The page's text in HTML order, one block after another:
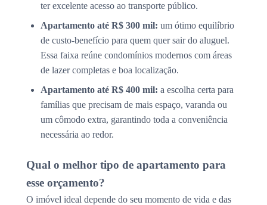
ter excelente acesso ao transporte público.
Apartamento até R$ 300 mil: um ótimo equilíbrio
de custo-benefício para quem quer sair do aluguel.
Essa faixa reúne condomínios modernos com áreas
de lazer completas e boa localização.
Apartamento até R$ 400 mil: a escolha certa para
famílias que precisam de mais espaço, varanda ou
um cômodo extra, garantindo toda a conveniência
necessária ao redor.
Qual o melhor tipo de apartamento para
esse orçamento?
O imóvel ideal depende do seu momento de vida e das